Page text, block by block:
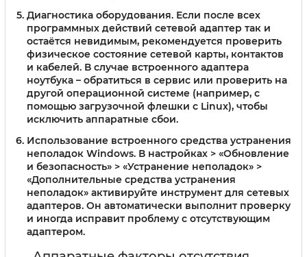
Диагностика оборудования. Если после всех
программных действий сетевой адаптер так и
остаётся невидимым, рекомендуется проверить
физическое состояние сетевой карты, контактов
и кабелей. В случае встроенного адаптера
ноутбука – обратиться в сервис или проверить на
другой операционной системе (например, с
помощью загрузочной флешки с Linux), чтобы
исключить аппаратные сбои.
Использование встроенного средства устранения
неполадок Windows. В настройках > «Обновление
и безопасность» > «Устранение неполадок» >
«Дополнительные средства устранения
неполадок» активируйте инструмент для сетевых
адаптеров. Он автоматически выполнит проверку
и иногда исправит проблему с отсутствующим
адаптером.